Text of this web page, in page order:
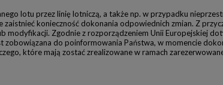
lotu przez linię lotniczą, a także np. w przypadku
konieczność dokonania odpowiednich zmian. Z
modyfikacji. Zgodnie z rozporządzeniem Unii Europejskiej
zobowiązana do poinformowania Państwa, w momencie
które mają zostać zrealizowane w ramach